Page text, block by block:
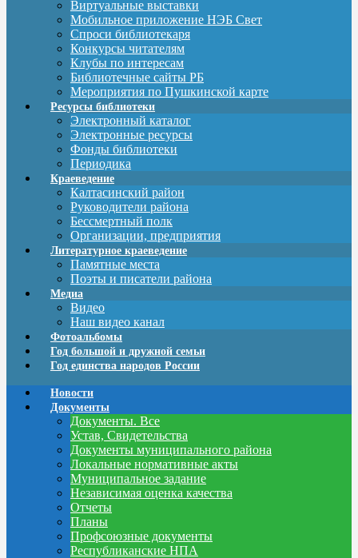
Виртуальные выставки
Мобильное приложение НЭБ Свет
Спроси библиотекаря
Конкурсы читателям
Клубы по интересам
Библиотечные сайты РБ
Мероприятия по Пушкинской карте
Ресурсы библиотеки
Электронный каталог
Электронные ресурсы
Фонды библиотеки
Периодика
Краеведение
Калтасинский район
Руководители района
Бессмертный полк
Организации, предприятия
Литературное краеведение
Памятные места
Поэты и писатели района
Медиа
Видео
Наш видео канал
Фотоальбомы
Год большой и дружной семьи
Год единства народов России
Новости
Документы
Документы. Все
Устав, Свидетельства
Документы муниципального района
Локальные нормативные акты
Муниципальное задание
Независимая оценка качества
Отчеты
Планы
Профсоюзные документы
Республиканские НПА